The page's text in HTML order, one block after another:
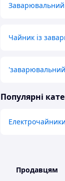
Чайник із
Популярні
Електрочайники
Продавцям